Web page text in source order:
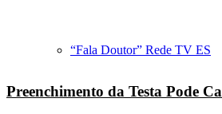
“Fala Doutor” Rede TV ES
Preenchimento da Testa Pode